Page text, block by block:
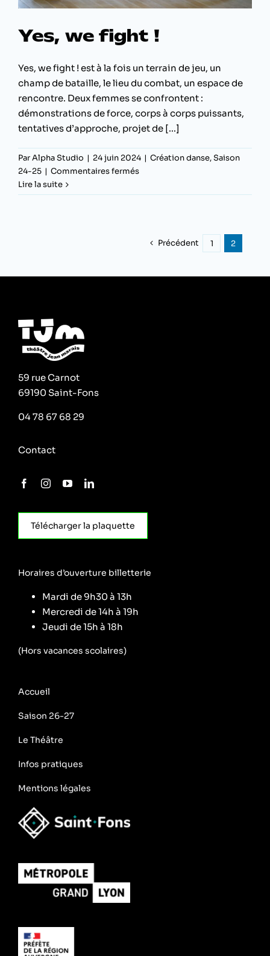
Yes, we fight !
Yes, we fight ! est à la fois un terrain de jeu, un
champ de bataille, le lieu du combat, un espace de
rencontre. Deux femmes se confrontent :
démonstrations de force, corps à corps puissants,
tentatives d’approche, projet de [...]
ParAlpha Studio | 24 juin 2024 | Création danse,Saison
24-25 | Commentaires ferméssur
we
Lire la suite
Précédent 1 2
59 rue Carnot
69190 Saint-Fons
04 78 67 68 29
Contact
Télécharger la plaquette
Horaires d’ouverture billetterie
Mardi de 9h30 à 13h
Mercredi de 14h à 19h
Jeudi de 15h à 18h
(Hors vacances scolaires)
Accueil
Saison 26-27
Le Théâtre
Infos pratiques
Mentions légales